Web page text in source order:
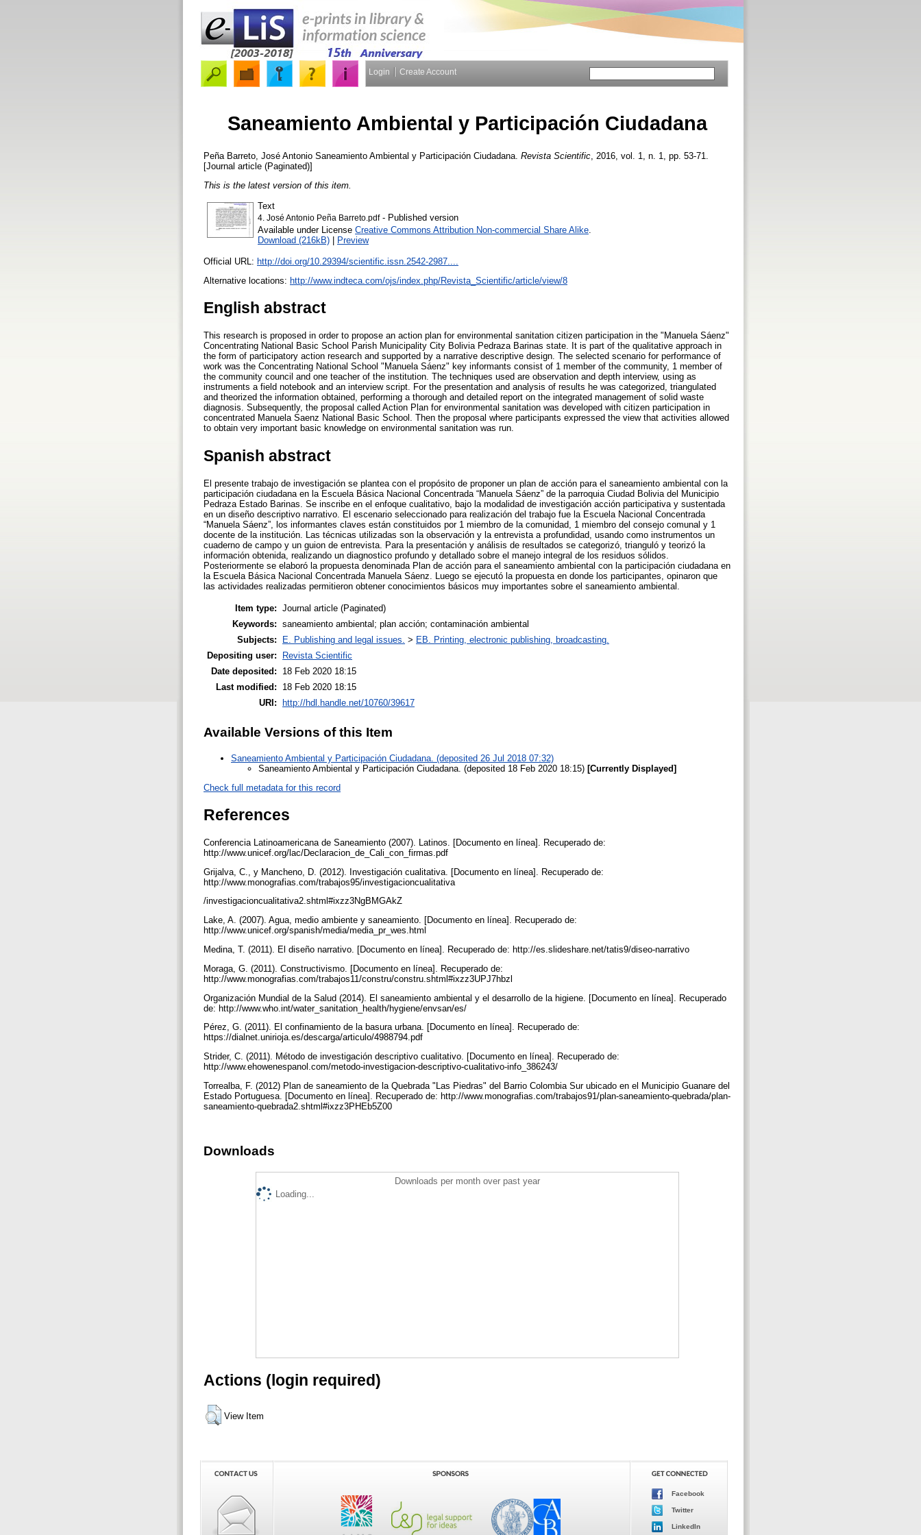
Login Create Account
Saneamiento Ambiental y Participación Ciudadana
Peña Barreto, José Antonio Saneamiento Ambiental y Participación Ciudadana. Revista Scientific , 2016, vol. 1, n. 1, pp. 53-71.
[Journal article (Paginated)]
This is the latest version of this item.
Text
4. José Antonio Peña Barreto.pdf- Published version
Available under License Creative Commons Attribution Non-commercial Share Alike.
Download (216kB)
Preview
Official URL: http://doi.org/10.29394/scientific.issn.2542-2987....
Alternative locations: http://www.indteca.com/ojs/index.php/Revista_Scientific/article/view/8
English abstract
This research is proposed in order to propose an action plan for environmental sanitation citizen participation in the "Manuela Sáenz"
Concentrating National Basic School Parish Municipality City Bolivia Pedraza Barinas state. It is part of the qualitative approach in
the form of participatory action research and supported by a narrative descriptive design. The selected scenario for performance of
work was the Concentrating National School "Manuela Sáenz" key informants consist of 1 member of the community, 1 member of
the community council and one teacher of the institution. The techniques used are observation and depth interview, using as
instruments a field notebook and an interview script. For the presentation and analysis of results he was categorized, triangulated
and theorized the information obtained, performing a thorough and detailed report on the integrated management of solid waste
diagnosis. Subsequently, the proposal called Action Plan for environmental sanitation was developed with citizen participation in
concentrated Manuela Saenz National Basic School. Then the proposal where participants expressed the view that activities allowed
to obtain very important basic knowledge on environmental sanitation was run.
Spanish abstract
El presente trabajo de investigación se plantea con el propósito de proponer un plan de acción para el saneamiento ambiental con la
participación ciudadana en la Escuela Básica Nacional Concentrada “Manuela Sáenz” de la parroquia Ciudad Bolivia del Municipio
Pedraza Estado Barinas. Se inscribe en el enfoque cualitativo, bajo la modalidad de investigación acción participativa y sustentada
en un diseño descriptivo narrativo. El escenario seleccionado para realización del trabajo fue la Escuela Nacional Concentrada
“Manuela Sáenz”, los informantes claves están constituidos por 1 miembro de la comunidad, 1 miembro del consejo comunal y 1
docente de la institución. Las técnicas utilizadas son la observación y la entrevista a profundidad, usando como instrumentos un
cuaderno de campo y un guion de entrevista. Para la presentación y análisis de resultados se categorizó, trianguló y teorizó la
información obtenida, realizando un diagnostico profundo y detallado sobre el manejo integral de los residuos sólidos.
Posteriormente se elaboró la propuesta denominada Plan de acción para el saneamiento ambiental con la participación ciudadana en
la Escuela Básica Nacional Concentrada Manuela Sáenz. Luego se ejecutó la propuesta en donde los participantes, opinaron que
las actividades realizadas permitieron obtener conocimientos básicos muy importantes sobre el saneamiento ambiental.
Item type: Journal article (Paginated)
Keywords: saneamiento ambiental; plan acción; contaminación ambiental
Subjects:
E. Publishing and legal issues. > EB. Printing, electronic publishing, broadcasting.
Depositing user:
Revista Scientific
Date deposited:
18 Feb 2020 18:15
Last modified:
18 Feb 2020 18:15
URI:
http://hdl.handle.net/10760/39617
Available Versions of this Item
Saneamiento Ambiental y Participación Ciudadana. (deposited 26 Jul 2018 07:32)
Saneamiento Ambiental y Participación Ciudadana. (deposited 18 Feb 2020 18:15) [Currently Displayed]
Check full metadata for this record
References
Conferencia Latinoamericana de Saneamiento (2007). Latinos. [Documento en línea]. Recuperado de:
http://www.unicef.org/lac/Declaracion_de_Cali_con_firmas.pdf
Grijalva, C., y Mancheno, D. (2012). Investigación cualitativa. [Documento en línea]. Recuperado de:
http://www.monografias.com/trabajos95/investigacioncualitativa
/investigacioncualitativa2.shtml#ixzz3NgBMGAkZ
Lake, A. (2007). Agua, medio ambiente y saneamiento. [Documento en línea]. Recuperado de:
http://www.unicef.org/spanish/media/media_pr_wes.html
Medina, T. (2011). El diseño narrativo. [Documento en línea]. Recuperado de: http://es.slideshare.net/tatis9/diseo-narrativo
Moraga, G. (2011). Constructivismo. [Documento en línea]. Recuperado de:
http://www.monografias.com/trabajos11/constru/constru.shtml#ixzz3UPJ7hbzl
Organización Mundial de la Salud (2014). El saneamiento ambiental y el desarrollo de la higiene. [Documento en línea]. Recuperado
de: http://www.who.int/water_sanitation_health/hygiene/envsan/es/
Pérez, G. (2011). El confinamiento de la basura urbana. [Documento en línea]. Recuperado de:
https://dialnet.unirioja.es/descarga/articulo/4988794.pdf
Strider, C. (2011). Método de investigación descriptivo cualitativo. [Documento en línea]. Recuperado de:
http://www.ehowenespanol.com/metodo-investigacion-descriptivo-cualitativo-info_386243/
Torrealba, F. (2012) Plan de saneamiento de la Quebrada "Las Piedras" del Barrio Colombia Sur ubicado en el Municipio Guanare del
Estado Portuguesa. [Documento en línea]. Recuperado de: http://www.monografias.com/trabajos91/plan-saneamiento-quebrada/plan-
saneamiento-quebrada2.shtml#ixzz3PHEb5Z00
Downloads
Downloads per month over past year
Loading...
Actions (login required)
View Item
Facebook
Twitter
LinkedIn